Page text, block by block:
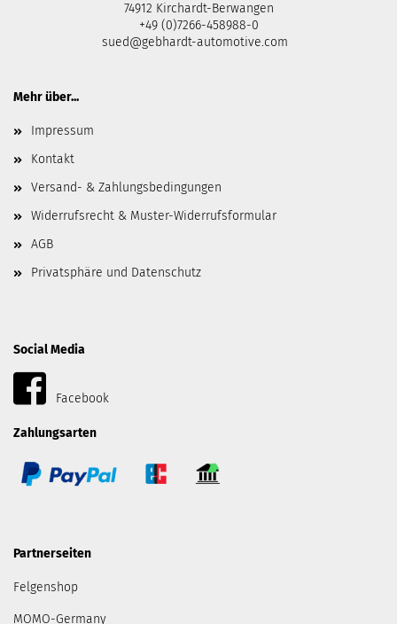
74912 Kirchardt-Berwangen
+49 (0)7266-458988-0
sued@gebhardt-automotive.com
Mehr über...
Impressum
Kontakt
Versand- & Zahlungsbedingungen
Widerrufsrecht & Muster-Widerrufsformular
AGB
Privatsphäre und Datenschutz
Social Media
Facebook
Zahlungsarten
Partnerseiten
Felgenshop
MOMO-Germany